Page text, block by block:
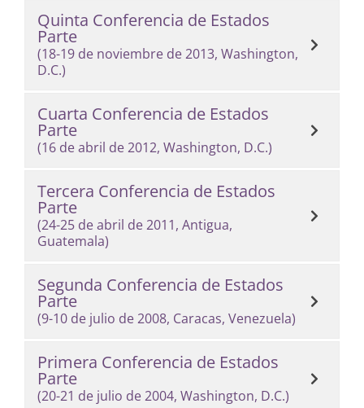
Quinta Conferencia de Estados
Parte
(18-19 de noviembre de 2013, Washington,
D.C.)
Cuarta Conferencia de Estados
Parte
(16 de abril de 2012, Washington, D.C.)
Tercera Conferencia de Estados
Parte
(24-25 de abril de 2011, Antigua,
Guatemala)
Segunda Conferencia de Estados
Parte
(9-10 de julio de 2008, Caracas, Venezuela)
Primera Conferencia de Estados
Parte
(20-21 de julio de 2004, Washington, D.C.)